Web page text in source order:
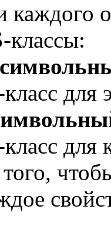
классы:
для
для